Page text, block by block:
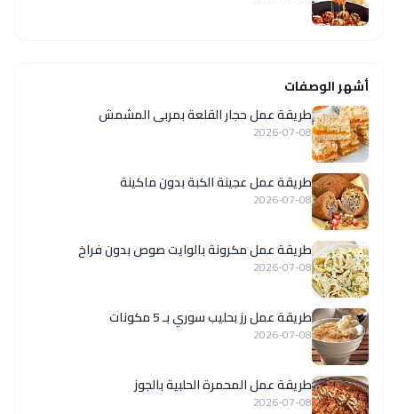
أشهر الوصفات
طريقة عمل حجار القلعة بمربى المشمش
2026-07-08
طريقة عمل عجينة الكبة بدون ماكينة
2026-07-08
طريقة عمل مكرونة بالوايت صوص بدون فراخ
2026-07-08
طريقة عمل رز بحليب سوري بـ 5 مكونات
2026-07-08
طريقة عمل المحمرة الحلبية بالجوز
2026-07-08